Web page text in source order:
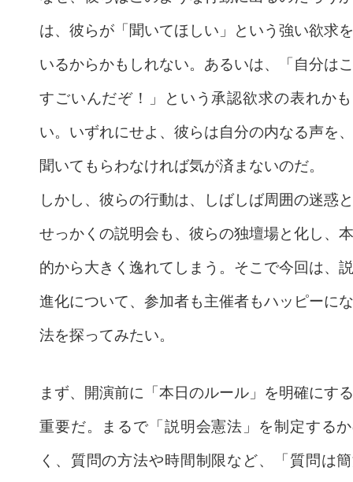
は、彼らが「聞いてほしい」という強い欲求
いるからかもしれない。あるいは、「自分は
すごいんだぞ！」という承認欲求の表れか
い。いずれにせよ、彼らは自分の内なる声を
聞いてもらわなければ気が済まないのだ。
しかし、彼らの行動は、しばしば周囲の迷惑
せっかくの説明会も、彼らの独壇場と化し、
的から大きく逸れてしまう。そこで今回は、
進化について、参加者も主催者もハッピーに
法を探ってみたい。
まず、開演前に「本日のルール」を明確にす
重要だ。まるで「説明会憲法」を制定する
く、質問の方法や時間制限など、「質問は